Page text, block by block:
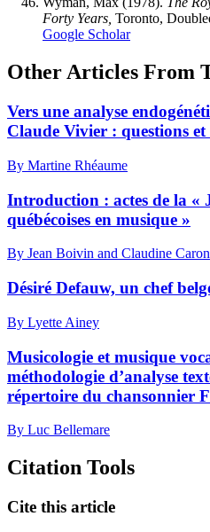
Forty Years, Toronto,
Google Scholar
Other Articles From
Vers une analyse
Claude Vivier : questions et
By Martine Rhéaume
Introduction : actes de la «
québécoises en musique »
By Jean Boivin and Claudine Caron
Désiré Defauw, un chef
By Lyette Ainey
Musicologie et musique
méthodologie d’analyse
répertoire du chansonnier
By Luc Bellemare
Citation Tools
Cite this article